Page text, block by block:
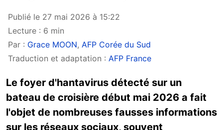
Publié le 27 mai 2026 à 15:22
Lecture : 6 min
Par : Grace MOON, AFP Corée du Sud
Traduction et adaptation : AFP France
Le foyer d'hantavirus détecté sur un
bateau de croisière début mai 2026 a fait
l'objet de nombreuses fausses informations
sur les réseaux sociaux, souvent